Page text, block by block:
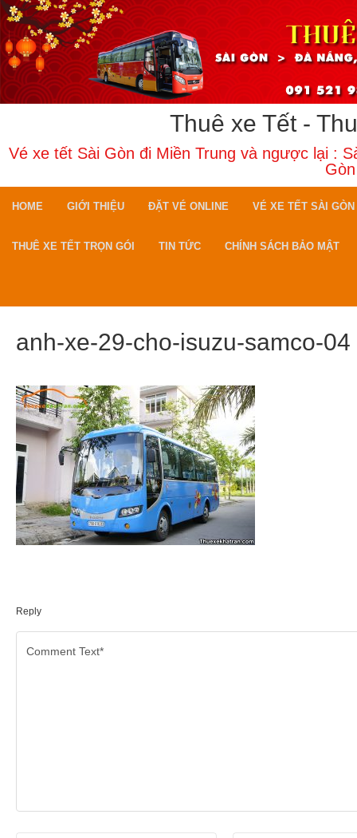
Thuê xe Tết -
Vé xe tết Sài Gòn đi Miền Trung và ngược lại :
HOME GIỚI THIỆU ĐẶT VÉ ONLINE VÉ XE TẾT SÀI GÒN
THUÊ XE TẾT TRỌN GÓI TIN TỨC CHÍNH SÁCH BẢO MẬT
anh-xe-29-cho-isuzu-samco-04
Reply